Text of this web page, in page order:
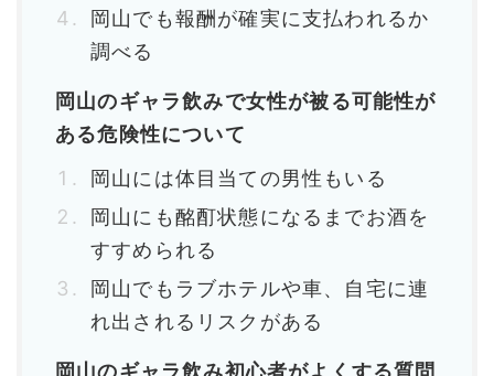
岡山でも報酬が確実に支払われるか
調べる
岡山のギャラ飲みで女性が被る可能性が
ある危険性について
岡山には体目当ての男性もいる
岡山にも酩酊状態になるまでお酒を
すすめられる
岡山でもラブホテルや車、自宅に連
れ出されるリスクがある
岡山のギャラ飲み初心者がよくする質問